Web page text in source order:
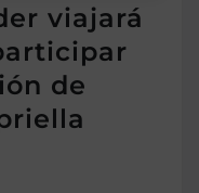
viajará
de